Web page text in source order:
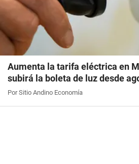
Aumenta la tarifa eléctrica en
subirá la boleta de luz desde
Por Sitio Andino Economía